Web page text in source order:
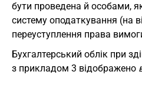
бути проведена й особами,
систему оподаткування (на
переуступлення права
Бухгалтерський облік при
з прикладом 3 відображено